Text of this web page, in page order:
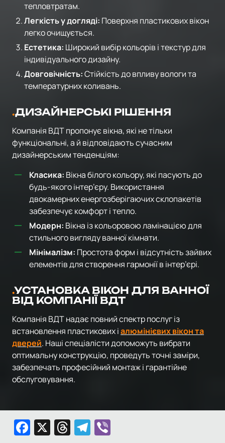
тепловтратам.
Легкість у догляді: Поверхня пластикових вікон
легко очищується.
Естетика: Широкий вибір кольорів і текстур для
індивідуального дизайну.
Довговічність:Стійкість до впливу вологи та
температурних коливань.
ДИЗАЙНЕРСЬКІ РІШЕННЯ
Компанія ВДТ пропонує вікна, які не тільки
функціональні, а й відповідають сучасним
дизайнерським тенденціям:
Класика: Вікна білого кольору, які пасують до
будь-якого інтер’єру. Використання
двокамерних енергозберігаючих склопакетів
забезпечує комфорт і тепло.
Модерн: Вікна із кольоровою ламінацією для
стильного вигляду ванної кімнати.
Мінімалізм: Простота форм і відсутність зайвих
елементів для створення гармонії в інтер’єрі.
УСТАНОВКА ВІКОН ДЛЯ ВАННОЇ
ВІД КОМПАНІЇ ВДТ
Компанія ВДТ надає повний спектр послуг із
встановлення пластикових іалюмінієвих вікон та
дверей. Наші спеціалісти допоможуть вибрати
оптимальну конструкцію, проведуть точні заміри,
забезпечать професійний монтаж і гарантійне
обслуговування.
Facebook
X Threads
Telegram